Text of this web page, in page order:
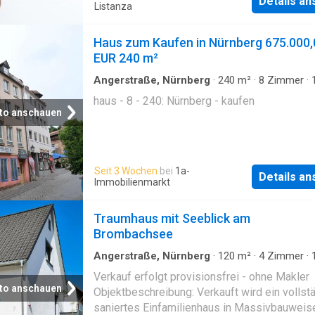
Dachgeschoss - Gas-Zentralheizung
Listanza
anschauen
Haus zum Kaufen in Nürnberg
EUR 240 m²
Angerstraße, Nürnberg · 240 m² · 8 Zimmer · 1
haus - 8 - 240: Nürnberg - kaufen
Seit 3 Wochen bei 1a-
Immobilienmarkt
Details
anschauen
Traumhaus mit Seeblick am
Brombachsee
Angerstraße, Nürnberg · 120 m² · 4Zimmer · 1
Verkauf erfolgt provisionsfrei - ohne Makler
Objektbeschreibung: Verkauft­ wird ein
saniertes Einfamilienhaus in